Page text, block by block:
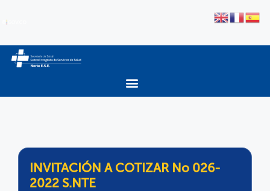
INVITACIÓN A COTIZAR No 026-
2022 S.NTE